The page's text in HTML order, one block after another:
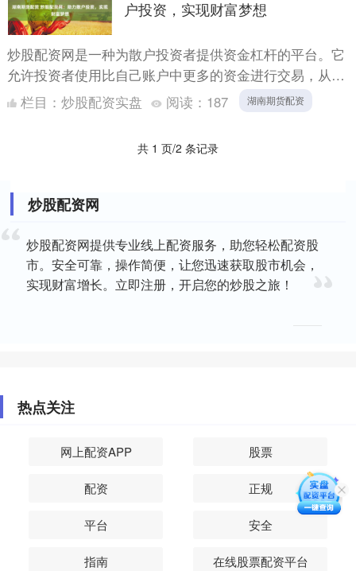
户投资，实现财富梦想
炒股配资网是一种为散户投资者提供资金杠杆的平台。它
允许投资者使用比自己账户中更多的资金进行交易，从而
放大潜在收益。对于资金有限但希望获得更高回报的散户
来说湖南期....
栏目： 炒股配资实盘 阅读： 187 湖南期货配资
共 1 页/2 条记录
炒股配资网
炒股配资网提供专业线上配资服务，助您轻松配资股
市。安全可靠，操作简便，让您迅速获取股市机会，
实现财富增长。立即注册，开启您的炒股之旅！
热点关注
网上配资APP 股票
配资 正规
平台 安全
指南 在线股票配资平台